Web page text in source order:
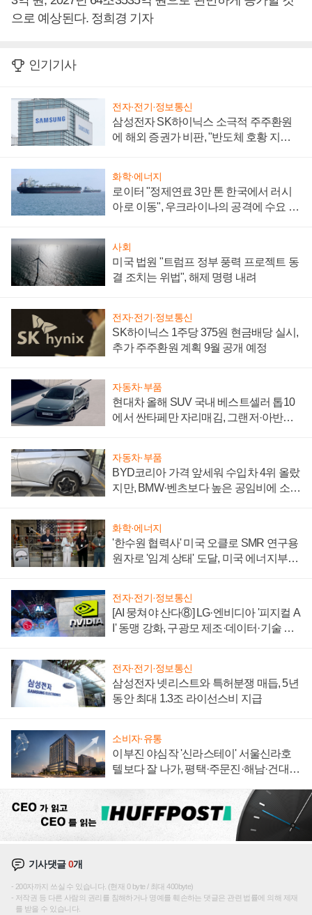
으로 예상된다. 정희경 기자
인기기사
전자·전기·정보통신
삼성전자 SK하이닉스 소극적 주주환원
에 해외 증권가 비판, "반도체 호황 지속
화학·에너지
로이터 "정제연료 3만 톤 한국에서 러시
아로 이동", 우크라이나의 공격에 수요 늘
사회
미국 법원 "트럼프 정부 풍력 프로젝트 동
결 조치는 위법", 해제 명령 내려
전자·전기·정보통신
SK하이닉스 1주당 375원 현금배당 실시,
추가 주주환원 계획 9월 공개 예정
자동차·부품
현대차 올해 SUV 국내 베스트셀러 톱10
에서 싼타페만 자리매김, 그랜저·아반떼
자동차·부품
BYD코리아 가격 앞세워 수입차 4위 올랐
지만, BMW·벤츠보다 높은 공임비에 소비
화학·에너지
'한수원 협력사' 미국 오클로 SMR 연구용
원자로 '임계 상태' 도달, 미국 에너지부
전자·전기·정보통신
[AI 뭉쳐야 산다⑧] LG·엔비디아 '피지컬 A
I' 동맹 강화, 구광모 제조·데이터·기술 결
전자·전기·정보통신
삼성전자 넷리스트와 특허분쟁 매듭, 5년
동안 최대 1.3조 라이선스비 지급
소비자·유통
이부진 야심작 '신라스테이' 서울신라호
텔보다 잘 나가, 평택·주문진·해남·건대로
기사댓글0개
200자까지 쓰실 수 있습니다. (현재 0 byte / 최대 400byte)
저작권 등 다른 사람의 권리를 침해하거나 명예를 훼손하는 댓글은 관련 법률에 의해 제재
를 받을 수 있습니다.